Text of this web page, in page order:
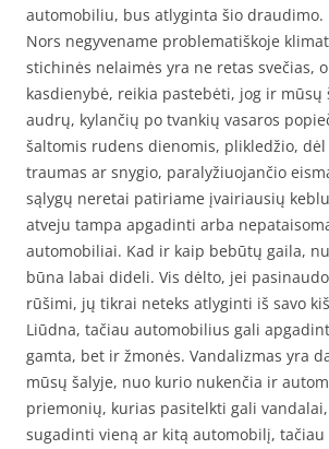
automobiliu, bus atlyginta šio draudimo.
Nors negyvename problematiškoje
stichinės nelaimės yra ne retas svečias,
kasdienybė, reikia pastebėti, jog ir mūsų
audrų, kylančių po tvankių vasaros
šaltomis rudens dienomis, plikledžio,
traumas ar snygio, paralyžiuojančio
sąlygų neretai patiriame įvairiausių
atveju tampa apgadinti arba
automobiliai. Kad ir kaip bebūtų gaila,
būna labai dideli. Vis dėlto, jei
rūšimi, jų tikrai neteks atlyginti iš savo
Liūdna, tačiau automobilius gali
gamta, bet ir žmonės. Vandalizmas yra
mūsų šalyje, nuo kurio nukenčia ir
priemonių, kurias pasitelkti gali
sugadinti vieną ar kitą automobilį,